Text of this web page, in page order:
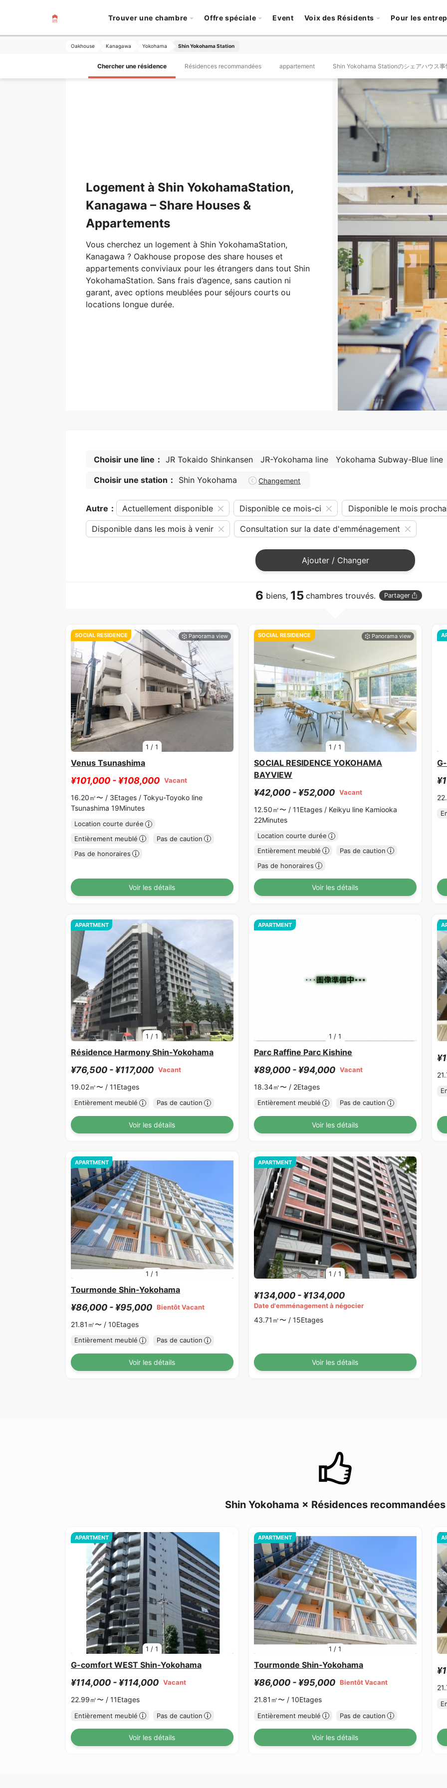
Trouver une chambre Offre spéciale Event Voix des Résidents Pour les
Oakhouse Kanagawa Yokohama Shin Yokohama Station
Chercher une résidence Résidences recommandées appartement Shin Yokohama Stationのシェアハウス事
Logement à Shin YokohamaStation,
Kanagawa – Share Houses &
Appartements
Vous cherchez un logement à Shin YokohamaStation,
Kanagawa ? Oakhouse propose des share houses et
appartements conviviaux pour les étrangers dans tout Shin
YokohamaStation. Sans frais d’agence, sans caution ni
garant, avec options meublées pour séjours courts ou
locations longue durée.
Choisir une line： JR Tokaido Shinkansen JR-Yokohama line Yokohama Subway-Blue line
Choisir une station： Shin Yokohama Changement
Autre： Actuellement disponible Disponible ce mois-ci Disponible le mois
Disponible dans les mois à venir Consultation sur la date d'emménagement
Ajouter / Changer
6 biens, 15 chambres trouvés. Partager
1 /1
SOCIAL RESIDENCE
Venus Tsunashima
¥101,000 - ¥108,000 Vacant
16.20㎡〜 / 3Etages / Tokyu-Toyoko line
Tsunashima 19Minutes
Location courte durée
Entièrement meublé
Pas de caution
Pas de honoraires
Voir les détails
1 /1
SOCIAL RESIDENCE
SOCIAL RESIDENCE YOKOHAMA
BAYVIEW
¥42,000 - ¥52,000 Vacant
12.50㎡〜 /11Etages / Keikyu line Kamiooka
22Minutes
Location courte durée
Entièrement meublé
Pas de caution
Pas de honoraires
Voir les détails
1 /1
APARTMENT
Résidence Harmony Shin-Yokohama
¥76,500 - ¥117,000 Vacant
19.02㎡〜 / 11Etages
Entièrement meublé Pas de caution
Voir les détails
1 /1
APARTMENT
Parc Raffine Parc Kishine
¥89,000 - ¥94,000 Vacant
18.34㎡〜 / 2Etages
Entièrement meublé Pas de caution
Voir les détails
1 /1
APARTMENT
Tourmonde Shin-Yokohama
¥86,000 - ¥95,000 Bientôt Vacant
21.81㎡〜 / 10Etages
Entièrement meublé Pas de caution
Voir les détails
1 /1
APARTMENT
¥134,000 - ¥134,000
Date d'emménagement à négocier
43.71㎡〜 /15Etages
Voir les détails
Shin Yokohama × Résidences recommandées
1 /1
APARTMENT
G-comfort WEST Shin-Yokohama
¥114,000 - ¥114,000 Vacant
22.99㎡〜 / 11Etages
Entièrement meublé Pas de caution
Voir les détails
1 /1
APARTMENT
Tourmonde Shin-Yokohama
¥86,000 - ¥95,000 Bientôt Vacant
21.81㎡〜 /10Etages
Entièrement meublé Pas de caution
Voir les détails